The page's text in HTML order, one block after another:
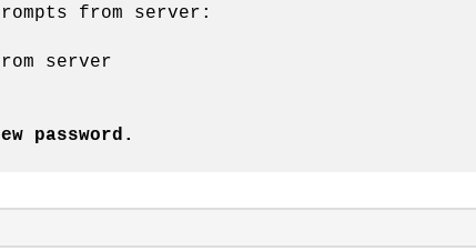
from server:
server
password.